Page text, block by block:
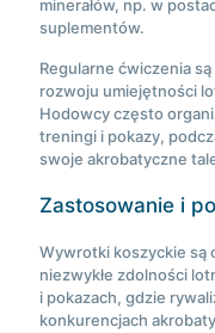
minerałów, np. w
suplementów.
Regularne ćwiczenia
rozwoju umiejętności
Hodowcy często
treningi i pokazy,
swoje akrobatyczne
Zastosowanie i
Wywrotki koszyckie są
niezwykłe zdolności
i pokazach, gdzie
konkurencjach